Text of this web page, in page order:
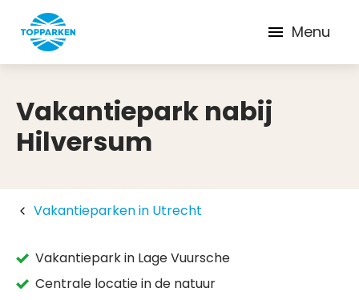
Menu
Vakantiepark nabij
Hilversum
Vakantieparken in Utrecht
Vakantiepark in Lage Vuursche
Centrale locatie in de natuur